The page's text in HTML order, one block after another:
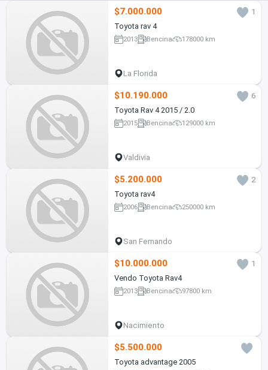
$7.000.000
1
Toyota rav 4
2013 Bencina 178000 km
La Florida
$10.190.000
6
Toyota Rav 4 2015 / 2.0
2015 Bencina 129000 km
Valdivia
$5.200.000
2
Toyota rav4
2006 Bencina 250000 km
San Fernando
$10.000.000
1
Vendo Toyota Rav4
2013 Bencina 97800 km
Nacimiento
$5.500.000
Toyota advantage 2005